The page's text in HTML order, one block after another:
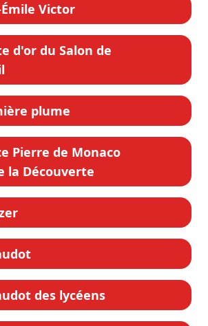
Victor
d'or du Salon de
plume
Pierre de Monaco
la Découverte
des lycéens